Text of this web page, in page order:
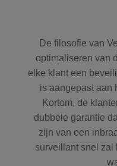
De filosofie van
optimaliseren van
elke klant een
is aangepast aan
Kortom, de
dubbele garantie
zijn van een
surveillant snel zal